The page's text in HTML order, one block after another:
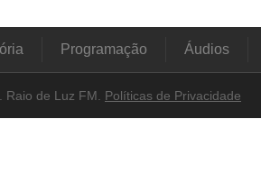
Programação Áudios
de Luz FM. Políticas de Privacidade